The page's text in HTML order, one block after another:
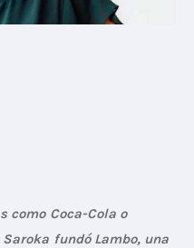
como Coca-Cola o
fundó Lambo, una